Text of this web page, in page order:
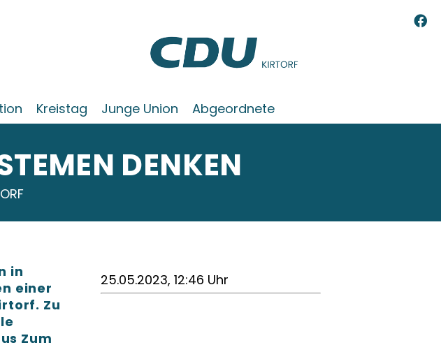
Kreistag Junge Union
Abgeordnete
DENKEN
in
einer
Zu
Zum
25.05.2023, 12:46 Uhr